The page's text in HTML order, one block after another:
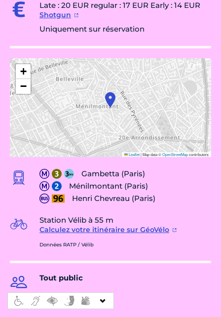
Late : 20 EUR regular : 17 EUR Early : 14 EUR
Shotgun
Uniquement sur réservation
+
−
Leaflet|Map data ©OpenStreetMapcontributors
Gambetta (Paris)
Ménilmontant (Paris)
Henri Chevreau (Paris)
Station Vélib à 55 m
Calculez votre itinéraire sur GéoVélo
Données RATP / Vélib
Tout public